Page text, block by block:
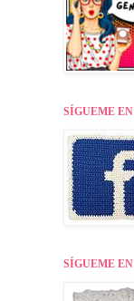
SÍGUEME
SÍGUEME